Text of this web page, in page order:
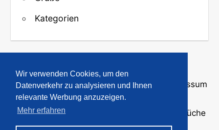
Wir verwenden Cookies, um den
Datenverkehr zu analysieren und Ihnen
relevante Werbung anzuzeigen.
Mehr erfahren
Kategorien
↑ Zurück zum Anfang
Über uns·Kontakt·Datenschutz Impressum
© 2008-2026
· Bilder und Sprüche
für WhatsApp und Profile